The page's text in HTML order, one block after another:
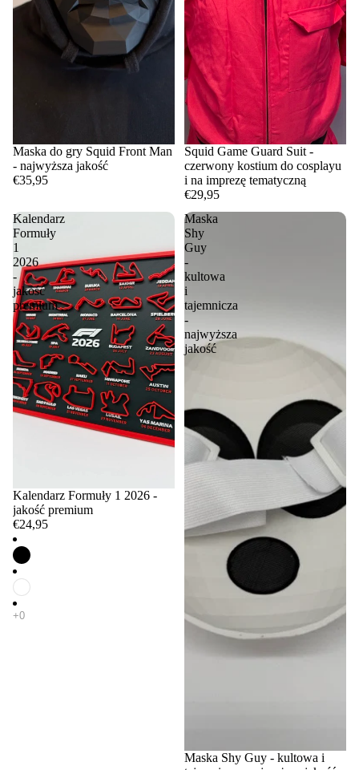
Maska do gry Squid Front Man
- najwyższa jakość
€35,95
Squid Game Guard Suit -
czerwony kostium do cosplayu
i na imprezę tematyczną
€29,95
Kalendarz
Formuły
1
2026
-
jakość
premium
Kalendarz Formuły 1 2026 -
jakość premium
€24,95
Maska
Shy
Guy
-
kultowa
i
tajemnicza
-
najwyższa
jakość
Maska Shy Guy - kultowa i